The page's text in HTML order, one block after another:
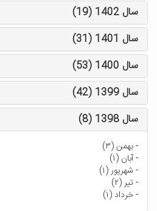
سال 1402 (19)
سال 1401 (31)
سال 1400 (53)
سال 1399 (42)
سال 1398 (8)
-بهمن (۳)
-آبان (۱)
- شهریور (۱)
-تیر (۲)
-خرداد (۱)